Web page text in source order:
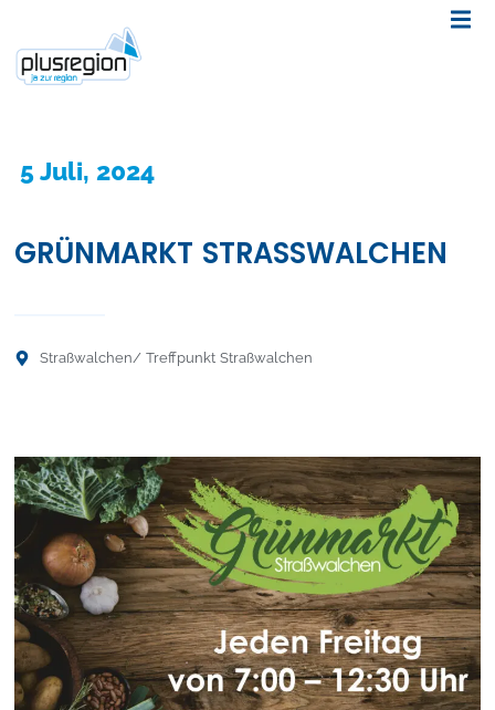
5 Juli, 2024
GRÜNMARKT STRASSWALCHEN
Straßwalchen/ Treffpunkt Straßwalchen